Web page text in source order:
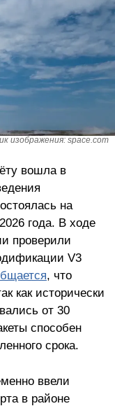
изображения: space.com
вошла в
на
года. В ходе
проверили
V3
, что
как исторически
от 30
способен
срока.
ввели
в районе